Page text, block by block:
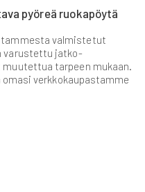
pyöreä ruokapöytä
tammesta valmistetut
varustettu jatko-
tarpeen mukaan.
verkkokaupastamme